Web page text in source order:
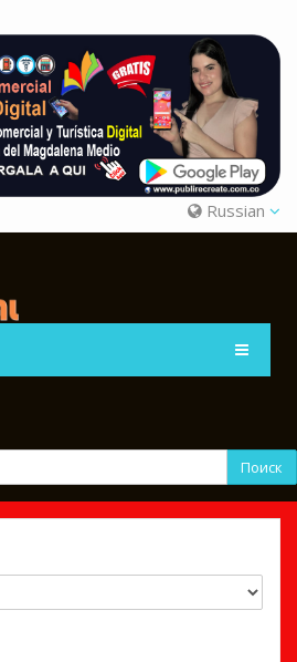
Russian
Поиск